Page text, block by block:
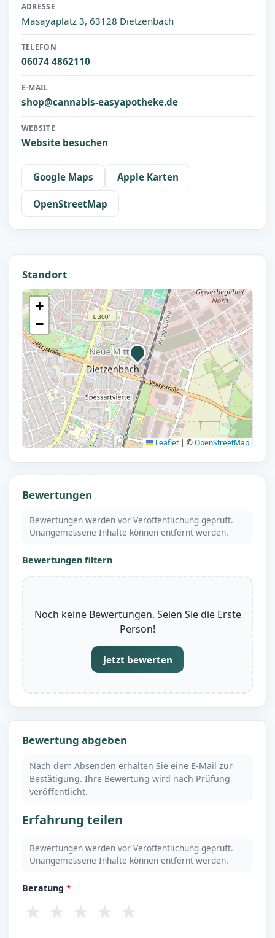
ADRESSE
Masayaplatz 3, 63128 Dietzenbach
TELEFON
06074 4862110
E-MAIL
shop@cannabis-easyapotheke.de
WEBSITE
Website besuchen
Google Maps Apple Karten
OpenStreetMap
Standort
+
−
Leaflet | ©OpenStreetMap
Bewertungen
Bewertungen werden vor Veröffentlichung geprüft.
Unangemessene Inhalte können entfernt werden.
Bewertungen filtern
Noch keine Bewertungen. Seien Sie die Erste
Person!
Jetzt bewerten
Bewertung abgeben
Nach dem Absenden erhalten Sie eine E-Mail zur
Bestätigung. Ihre Bewertung wird nach Prüfung
veröffentlicht.
Erfahrung teilen
Bewertungen werden vor Veröffentlichung geprüft.
Unangemessene Inhalte können entfernt werden.
Beratung*
★ ★ ★ ★ ★